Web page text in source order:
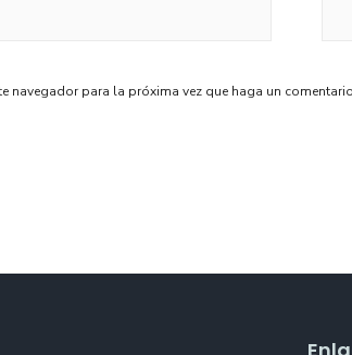
navegador para la próxima vez que haga un